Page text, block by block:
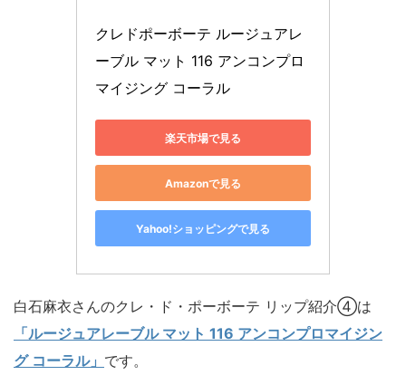
クレドポーボーテ ルージュアレ
ーブル マット 116 アンコンプロ
マイジング コーラル
楽天市場で見る
Amazonで見る
Yahoo!ショッピングで見る
白石麻衣さんのクレ・ド・ポーボーテ リップ紹介④は
「ルージュアレーブル マット 116 アンコンプロマイジン
グ コーラル」 です。